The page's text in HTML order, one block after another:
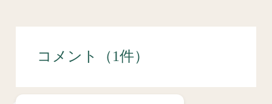
コメント（1件）